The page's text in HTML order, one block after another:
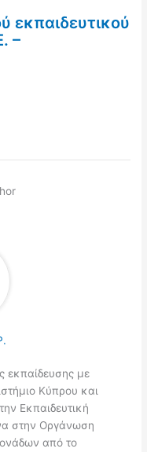
εκπαιδευτικού
–
εκπαίδευσης με
Κύπρου και
Εκπαιδευτική
στην Οργάνωση
από το